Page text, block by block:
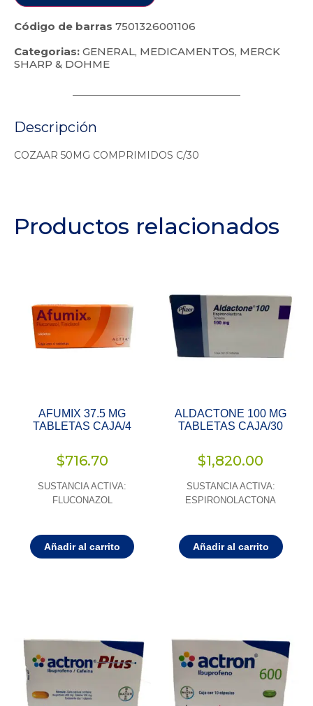
Código de barras 7501326001106
Categorias: GENERAL, MEDICAMENTOS, MERCK
SHARP & DOHME
Descripción
COZAAR 50MG COMPRIMIDOS C/30
Productos relacionados
AFUMIX 37.5 MG
TABLETAS CAJA/4
$716.70
SUSTANCIA ACTIVA:
FLUCONAZOL
Añadir al carrito
ALDACTONE 100 MG
TABLETAS CAJA/30
$1,820.00
SUSTANCIA ACTIVA:
ESPIRONOLACTONA
Añadir al carrito